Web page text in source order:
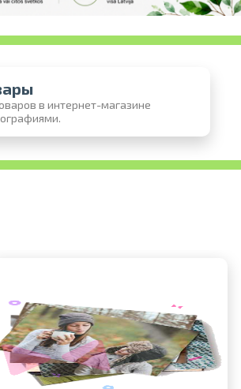
в интернет-магазине